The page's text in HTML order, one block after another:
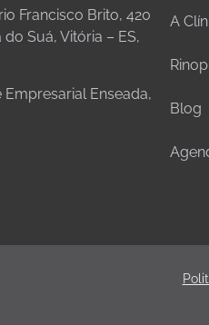
Francisco Brito, 420
do Suá, Vitória – ES,
Empresarial Enseada,
A
Blog